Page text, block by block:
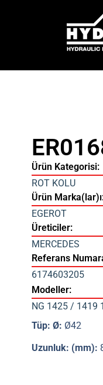
Ürün Kategorisi:
ROT KOLU
Ürün
EGEROT
Üreticiler:
MERCEDES
Referans
6174603205
Modeller:
NG 1425 / 1419
Tüp: Ø: Ø42
Uzunluk: (mm):